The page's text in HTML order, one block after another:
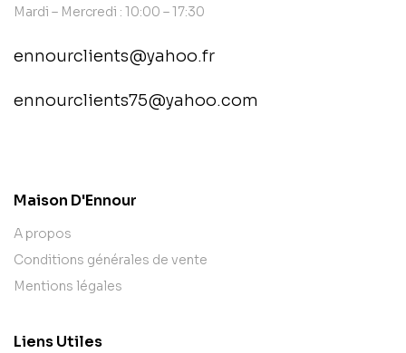
Mardi – Mercredi : 10:00 – 17:30
ennourclients@yahoo.fr
ennourclients75@yahoo.com
Maison D'Ennour
A propos
Conditions générales de vente
Mentions légales
Liens Utiles